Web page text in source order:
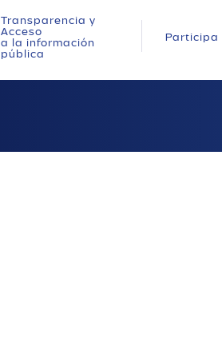
Transparencia y
Acceso
a la información
pública
Participa